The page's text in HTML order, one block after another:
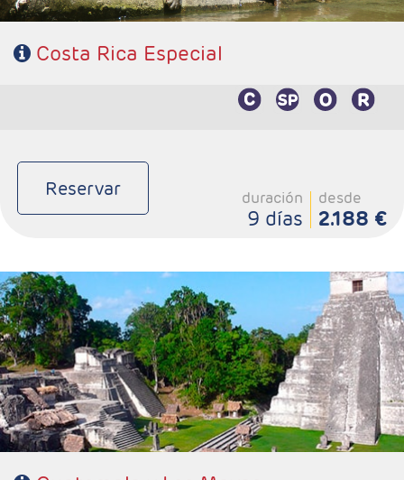
Costa Rica Especial
Reservar duración
9 días
desde
2.188 €
- Salidas: Martes
- Ruta: 2 noches Antigua Guatemala, 1 noche Panajache, 3
noches Ciudad de Guatemala y 1 noche Copán.
- Categoría hotelera: 3*, 4* y 5*
- Régimen: 7 desayunos y 1 almuerzo (sin bebidas)